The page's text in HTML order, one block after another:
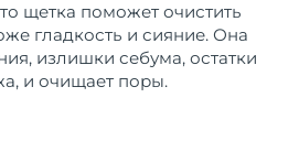
щетка поможет очистить
гладкость и сияние. Она
излишки себума, остатки
и очищает поры.